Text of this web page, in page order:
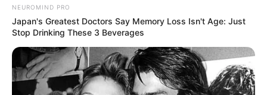
Somente a união da categoria e das lideranças torna
possível a conquista da Aposentadoria Justa, sem ter que esperar
por vários anos.
—Foto/Reprodução/Facebook.
NEUROMIND PRO
Japan's Greatest Doctors Say Memory Loss Isn't Age: Just
Stop Drinking These 3 Beverages